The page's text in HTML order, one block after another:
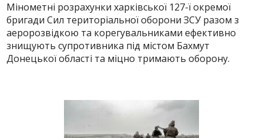
Мінометні розрахунки харківської 127-ї окремої
бригади Сил територіальної оборони ЗСУ разом з
аеророзвідкою та корегувальниками ефективно
знищують супротивника під містом Бахмут
Донецької області та міцно тримають оборону.